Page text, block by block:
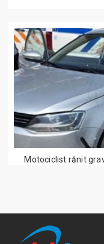
Motociclist rănit